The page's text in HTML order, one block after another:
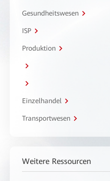
Gesundheitswesen
ISP
Produktion
Einzelhandel
Transportwesen
Weitere Ressourcen